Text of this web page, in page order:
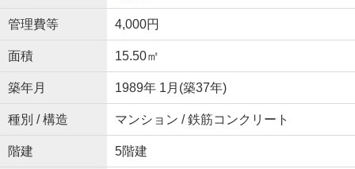
管理費等 4,000円
面積 15.50㎡
築年月 1989年 1月(築37年)
種別 / 構造 マンション / 鉄筋コンクリート
階建 5階建